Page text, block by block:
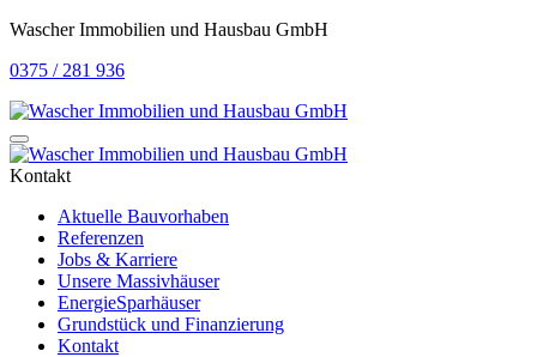
Wascher Immobilien und Hausbau GmbH
0375 / 281 936
Kontakt
Aktuelle Bauvorhaben
Referenzen
Jobs & Karriere
Unsere Massivhäuser
EnergieSparhäuser
Grundstück und Finanzierung
Kontakt